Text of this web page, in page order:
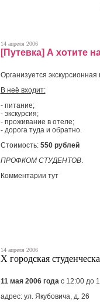
14 апреля 2006
[Путевка] А хотите
Организуется экскурсионная
В неё входит:
- питание;
- экскурсия;
- проживание в отеле;
- дорога туда и обратно.
Стоимость: 550 рублей
ПРОФКОМ СТУДЕНТОВ.
Комментарии тут
14 апреля 2006
X городская
11 мая 2006 годас 12:00 до
адрес: ул. Якубовича, д. 26